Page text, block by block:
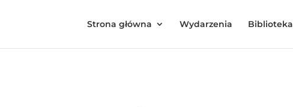
Strona główna Wydarzenia Biblioteka